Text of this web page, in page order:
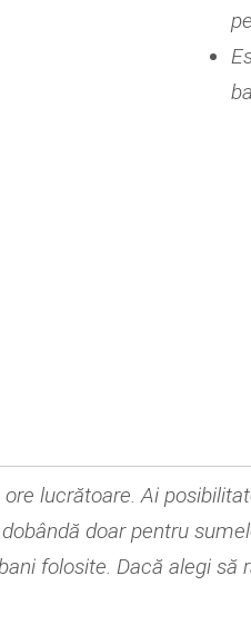
lucrătoare. Ai
doar pentru
folosite. Dacă alegi